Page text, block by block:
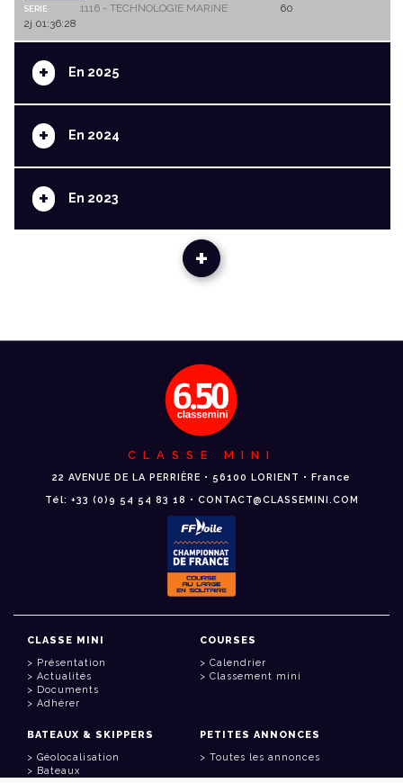
SERIE
1116 - TECHNOLOGIE MARINE
60
2j 01:36:28
+ En 2025
+ En 2024
+ En 2023
+
CLASSE MINI
22 AVENUE DE LA PERRIÈRE • 56100 LORIENT • France
Tél: +33 (0)9 54 54 83 18 • CONTACT@CLASSEMINI.COM
CLASSE MINI
Présentation
Actualités
Documents
Adhérer
COURSES
Calendrier
Classement mini
BATEAUX & SKIPPERS
Géolocalisation
Bateaux
PETITES ANNONCES
Toutes les annonces